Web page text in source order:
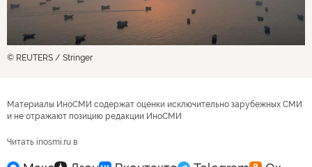
© REUTERS / Stringer
Материалы ИноСМИ содержат оценки исключительно зарубежных СМИ
и не отражают позицию редакции ИноСМИ
Читать inosmi.ru в